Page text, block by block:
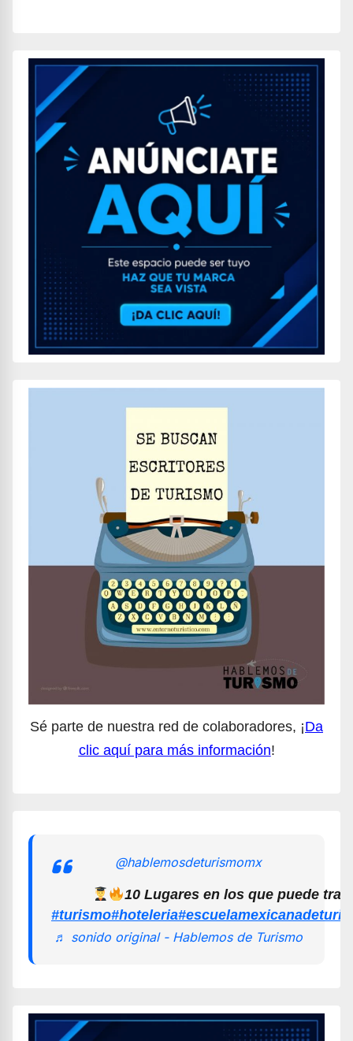
Sé parte de nuestra red de colaboradores, ¡Da
clic aquí para más información!
@hablemosdeturismomx
10 Lugares en los que puede
#turismo#hoteleria
♬ sonido original - Hablemos de Turismo